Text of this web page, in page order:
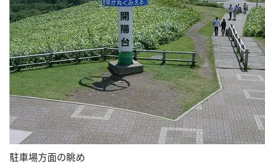
駐車場方面の眺め